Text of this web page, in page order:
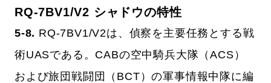
RQ-7BV1/V2 シャドウの特性
5-8. RQ-7BV1/V2は、偵察を主要任務とする戦
術UASである。CABの空中騎兵大隊（ACS）
および旅団戦闘団（BCT）の軍事情報中隊に編